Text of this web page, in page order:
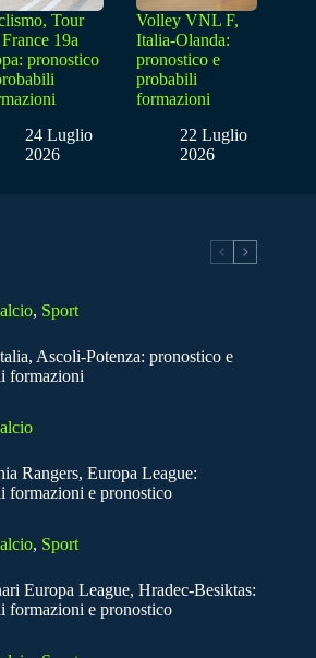
Tour
19a
pronostico
24 Luglio
2026
Volley VNL F,
Italia-Olanda:
pronostico e
probabili
formazioni
22 Luglio
2026
, Sport
Ascoli-Potenza: pronostico e
formazioni
Rangers, Europa League:
formazioni e pronostico
, Sport
Europa League, Hradec-Besiktas:
formazioni e pronostico